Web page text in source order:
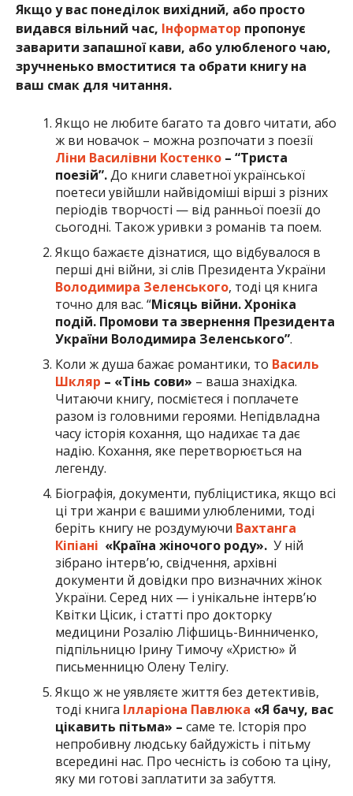
Якщо у вас понеділок вихідний, або просто
видався вільний час, Інформатор пропонує
заварити запашної кави, або улюбленого чаю,
зручненько вмоститися та обрати книгу на
ваш смак для читання.
Якщо не любите багато та довго читати, або
ж ви новачок – можна розпочати з поезії
Ліни Василівни Костенко– “Триста
поезій”.До книги славетної української
поетеси увійшли найвідоміші вірші з різних
періодів творчості — від ранньої поезії до
сьогодні. Також уривки з романів та поем.
Якщо бажаєте дізнатися, що відбувалося в
перші дні війни, зі слів Президента України
Володимира Зеленського, тоді ця книга
точно для вас. “Місяць війни. Хроніка
подій. Промови та звернення Президента
України Володимира Зеленського”.
Коли ж душа бажає романтики, то Василь
Шкляр – «Тінь сови» – ваша знахідка.
Читаючи книгу, посмієтеся і поплачете
разом із головними героями. Непідвладна
часу історія кохання, що надихає та дає
надію. Кохання, яке перетворюється на
легенду.
Біографія, документи, публіцистика, якщо всі
ці три жанри є вашими улюбленими, тоді
беріть книгу не роздумуючи Вахтанга
Кіпіані «Країна жіночого роду». У ній
зібрано інтерв’ю, свідчення, архівні
документи й довідки про визначних жінок
України. Серед них — і унікальне інтерв’ю
Квітки Цісик, і статті про докторку
медицини Розалію Ліфшиць-Винниченко,
підпільницю Ірину Тимочу «Христю» й
письменницю Олену Телігу.
Якщо ж не уявляєте життя без детективів,
тоді книга Ілларіона Павлюка «Я бачу, вас
цікавить пітьма» – саме те. Історія про
непробивну людську байдужість і пітьму
всередині нас. Про чесність із собою та ціну,
яку ми готові заплатити за забуття.